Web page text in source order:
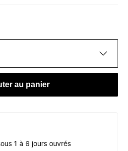
au panier
1 à 6 jours ouvrés